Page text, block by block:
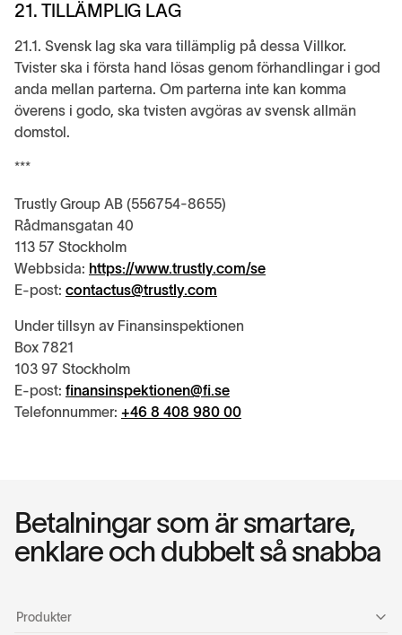
21. TILLÄMPLIG LAG
21.1. Svensk lag ska vara tillämplig på dessa Villkor.
Tvister ska i första hand lösas genom förhandlingar i god
anda mellan parterna. Om parterna inte kan komma
överens i godo, ska tvisten avgöras av svensk allmän
domstol.
***
Trustly Group AB (556754-8655)
Rådmansgatan 40
113 57 Stockholm
Webbsida: https://www.trustly.com/se
E-post: contactus@trustly.com
Under tillsyn av Finansinspektionen
Box 7821
103 97 Stockholm
E-post: finansinspektionen@fi.se
Telefonnummer: +46 8 408 980 00
Betalningar som är smartare,
enklare och dubbelt så snabba
Produkter